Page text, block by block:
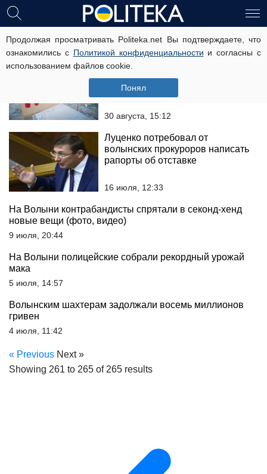
Продолжая просматривать Politeka.net Вы подтверждаете, что
ознакомились с Политикой конфиденциальности и согласны с
использованием файлов cookie.
Понял
волынь
Волыняне перекрыли
международную трассу из-за
африканской чумы
30 августа, 15:12
Луценко потребовал от
волынских прокуроров написать
рапорты об отставке
16 июля, 12:33
На Волыни контрабандисты спрятали в секонд-хенд
новые вещи (фото, видео)
9 июля, 20:44
На Волыни полицейские собрали рекордный урожай
мака
5 июля, 14:57
Волынским шахтерам задолжали восемь миллионов
гривен
4 июля, 11:42
« Previous Next »
Showing 261 to 265 of 265 results